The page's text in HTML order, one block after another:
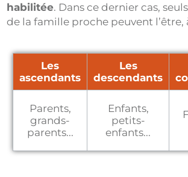
habilitée. Dans ce dernier cas,
de la famille proche peuvent l’être,
Les
ascendants
Les
descendants
Parents,
grands-
parents...
Enfants,
petits-
enfants...